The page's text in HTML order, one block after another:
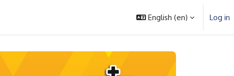
English ‎(en)‎ Log in